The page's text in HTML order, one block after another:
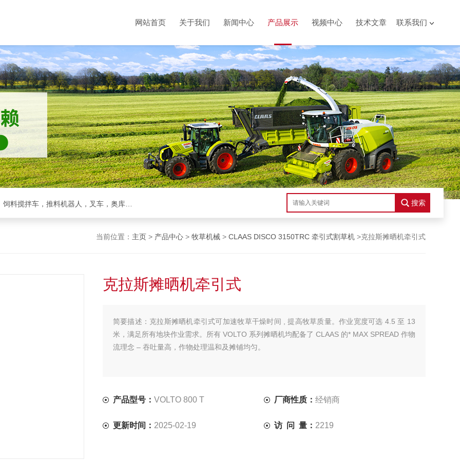
网站首页 关于我们 新闻中心 产品展示 视频中心 技术文章 联系我们
克拉斯全系，收割机，青储机，拖拉机，方包裹包机，饲料搅拌车，推料机器人，叉车，奥库裹包机 搜索
当前位置： 主页> 产品中心> 牧草机械> CLAAS DISCO 3150TRC 牵引式割草机>克拉斯摊晒机牵引式
克拉斯摊晒机牵引式
简要描述： 克拉斯摊晒机牵引式可加速牧草干燥时间 , 提高牧草质量。作业宽度可选 4.5 至 13
米，满足所有地块作业需求。所有 VOLTO 系列摊晒机均配备了 CLAAS 的* MAX SPREAD 作物
流理念 – 吞吐量高，作物处理温和及摊铺均匀。
产品型号： VOLTO 800 T 厂商性质：经销商
更新时间： 2025-02-19 访 问 量： 2219